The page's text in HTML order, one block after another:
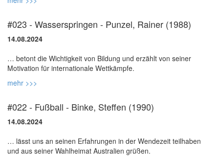
#023 - Wasserspringen - Punzel, Rainer (1988)
14.08.2024
… betont die Wichtigkeit von Bildung und erzählt von seiner
mehr >>>
#022 - Fußball - Binke, Steffen (1990)
14.08.2024
… lässt uns an seinen Erfahrungen in der Wendezeit teilhaben